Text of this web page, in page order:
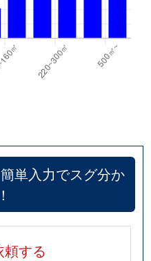
単入力でスグ分か
する